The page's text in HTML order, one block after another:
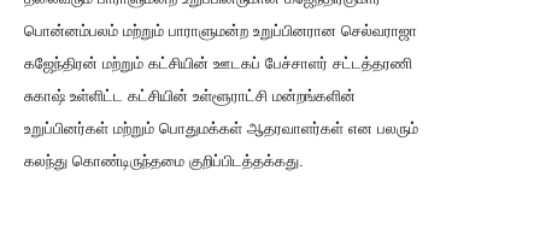
பொன்னம்பலம் மற்றும் பாராளுமன்ற உறுப்பினரான செல்வராஜா
கஜேந்திரன் மற்றும் கட்சியின் ஊடகப் பேச்சாளர் சட்டத்தரணி
சுகாஷ் உள்ளிட்ட கட்சியின் உள்ளூராட்சி மன்றங்களின்
உறுப்பினர்கள் மற்றும் பொதுமக்கள் ஆதரவாளர்கள் என பலரும்
கலந்து கொண்டிருந்தமை குறிப்பிடத்தக்கது.